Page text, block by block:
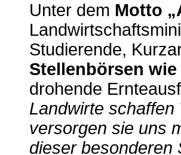
Unter dem Motto
Studierende,
Stellenbörsen
drohende
Landwirte
versorgen sie uns
dieser besonderen